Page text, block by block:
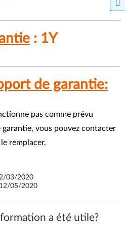
: 1Y
de garantie:
pas comme prévu
garantie, vous pouvez contacter
remplacer.
03/2020
12/05/2020
a été utile?